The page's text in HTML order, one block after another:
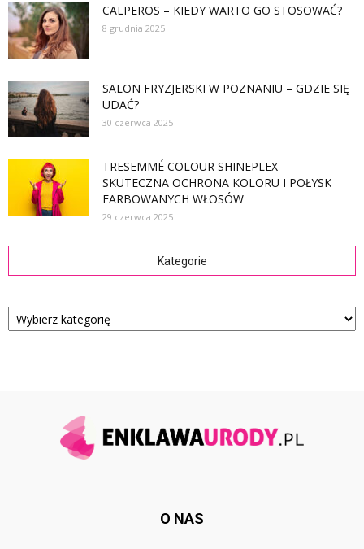
CALPEROS – KIEDY WARTO GO STOSOWAĆ?
8 grudnia 2025
SALON FRYZJERSKI W POZNANIU – GDZIE SIĘ
UDAĆ?
30 czerwca 2025
TRESEMMÉ COLOUR SHINEPLEX –
SKUTECZNA OCHRONA KOLORU I POŁYSK
FARBOWANYCH WŁOSÓW
29 czerwca 2025
Kategorie
Kategorie
O NAS